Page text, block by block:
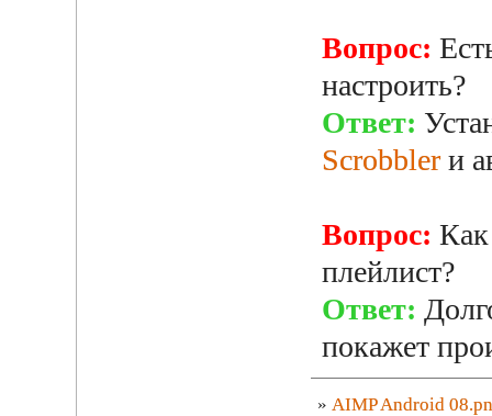
Вопрос:
настроить?
Ответ:
Scrobblerи
Вопрос:
плейлист?
Ответ:
покажет
» AIMP Android